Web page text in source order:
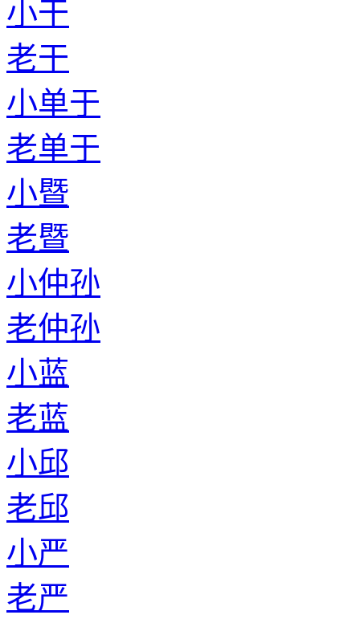
老邱
小严
老严
小季
老季
小仇
老仇
小田
老田
小嵇
老嵇
小宿
老宿
小明